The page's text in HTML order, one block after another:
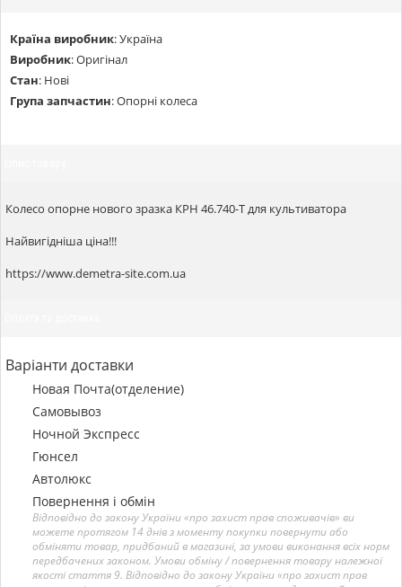
Країна виробник:Україна
Виробник:Оригінал
Стан: Нові
Група запчастин:Опорні колеса
Колесо опорне нового зразка КРН 46.740-Т для культиватора
Найвигідніша ціна!!!
https://www.demetra-site.com.ua
Варіанти доставки
Новая Почта(отделение)
Самовывоз
Ночной Экспресс
Гюнсел
Автолюкс
Повернення і обмін
Відповідно до закону України «про захист прав споживачів» ви
можете протягом 14 днів з моменту покупки повернути або
обміняти товар, придбаний в магазині, за умови виконання всіх норм
передбачених законом. Умови обміну / повернення товару належної
якості стаття 9. Відповідно до закону України «про захист прав